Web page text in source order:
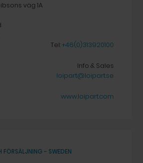
väg 1A
Tel:+46(0)313920100
Info & Sales
loipart@loipart.se
www.loipart.com
FÖRSÄLJNING - SWEDEN